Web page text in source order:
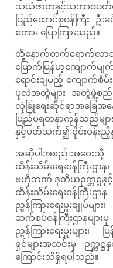
သယံဇာတနှင့်သဘာဝပတ်ဝန်
ပြည်ထောင်စုဝန်ကြီး ဦ
စကား ပြောကြားသည်။
ထို့နောက်တက်ရောက်လာသူ
မြောက်မြန်မာ့ကျောက်
ရောင်းချမည့် ကျောက်စိမ်
ပုလဲအတွဲများ အတွဲဖွဲ့စည်း
လုံခြုံရေးဆိုင်ရာအခြေ
ပြည်ပရတနာကုန်သည်မျ
နှင့်ပတ်သက်၍ ဝိုင်းဝန်း
အဆိုပါအစည်းအဝေးသို့
ထိန်းသိမ်းရေးဝန်ကြီးဌာန
ဗဟိုဘဏ် ဒုတိယဉက္ကဋ္ဌနှ
ထိန်းသိမ်းရေးဝန်က
ညွှန်ကြားရေးမှူးချုပ်မျ
ဆက်စပ်ဝန်ကြီးဌာနများမှ
ညွှန်ကြားရေးမှူးများ၊
ရှင်များအသင်းမှ ဉက္က
ကြောင်းသိရှိရပါသည်။